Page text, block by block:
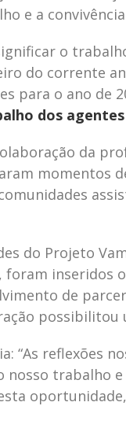
e a
o
do corrente
para o ano de
dos agentes
da
momentos
do Projeto
inseridos
de
possibilitou
“As reflexões
trabalho